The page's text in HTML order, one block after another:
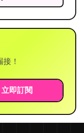
！
立即訂閱